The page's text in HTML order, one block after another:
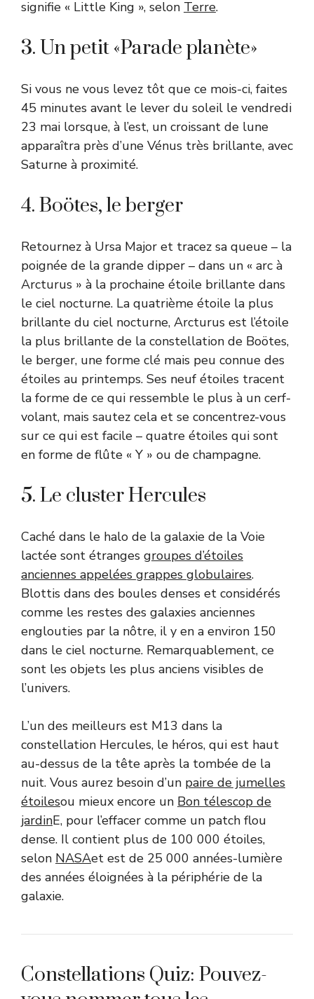
signifie « Little King », selon Terre.
3. Un petit «Parade planète»
Si vous ne vous levez tôt que ce mois-ci, faites
45 minutes avant le lever du soleil le vendredi
23 mai lorsque, à l’est, un croissant de lune
apparaîtra près d’une Vénus très brillante, avec
Saturne à proximité.
4. Boötes, le berger
Retournez à Ursa Major et tracez sa queue – la
poignée de la grande dipper – dans un « arc à
Arcturus » à la prochaine étoile brillante dans
le ciel nocturne. La quatrième étoile la plus
brillante du ciel nocturne, Arcturus est l’étoile
la plus brillante de la constellation de Boötes,
le berger, une forme clé mais peu connue des
étoiles au printemps. Ses neuf étoiles tracent
la forme de ce qui ressemble le plus à un cerf-
volant, mais sautez cela et se concentrez-vous
sur ce qui est facile – quatre étoiles qui sont
en forme de flûte « Y » ou de champagne.
5. Le cluster Hercules
Caché dans le halo de la galaxie de la Voie
lactée sont étranges groupes d’étoiles
anciennes appelées grappes globulaires.
Blottis dans des boules denses et considérés
comme les restes des galaxies anciennes
englouties par la nôtre, il y en a environ 150
dans le ciel nocturne. Remarquablement, ce
sont les objets les plus anciens visibles de
l’univers.
L’un des meilleurs est M13 dans la
constellation Hercules, le héros, qui est haut
au-dessus de la tête après la tombée de la
nuit. Vous aurez besoin d’un paire de jumelles
étoilesou mieux encore un Bon télescop de
jardinE, pour l’effacer comme un patch flou
dense. Il contient plus de 100 000 étoiles,
selon NASAet est de 25 000 années-lumière
des années éloignées à la périphérie de la
galaxie.
Constellations Quiz: Pouvez-